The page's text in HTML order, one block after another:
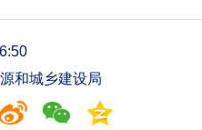
和城乡建设局